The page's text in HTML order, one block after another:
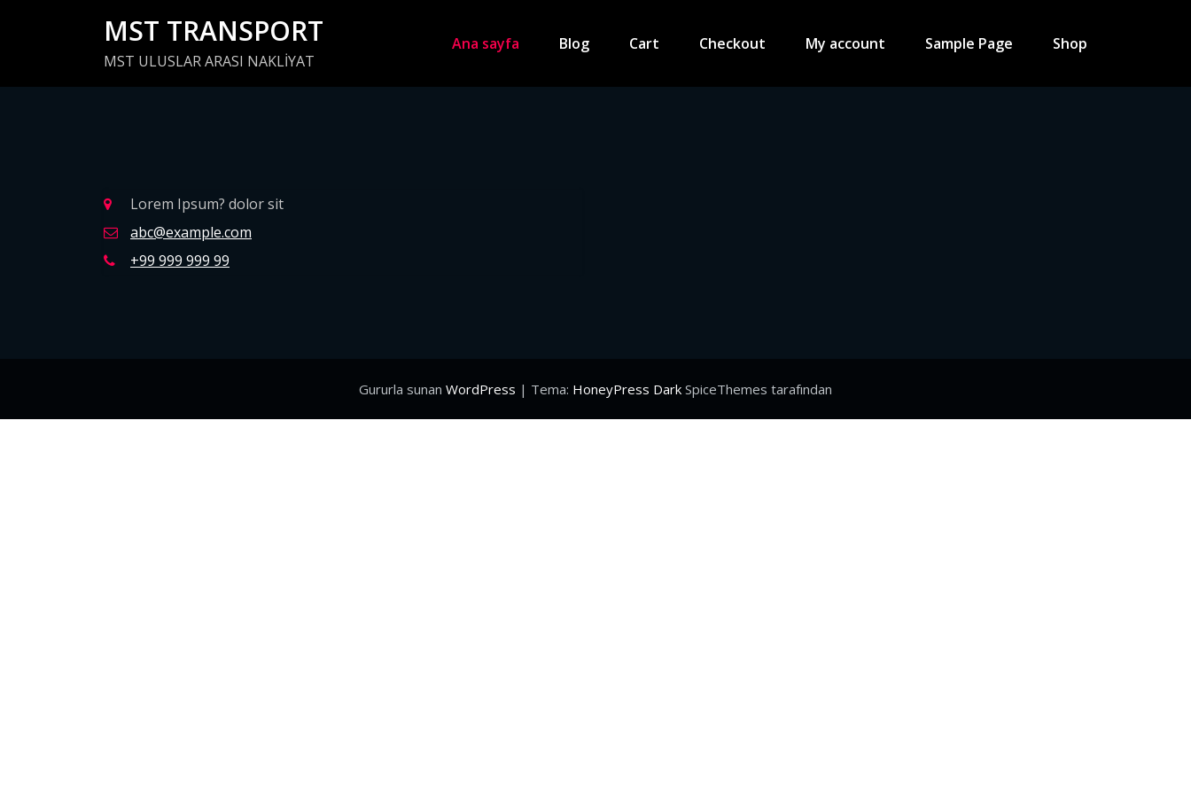
MST TRANSPORT
MST ULUSLAR ARASI NAKLİYAT
Ana sayfa Blog Cart Checkout My account Sample Page Shop
Lorem Ipsum? dolor sit
abc@example.com
+99 999 999 99
Gururla sunan WordPress | Tema: HoneyPress Dark SpiceThemes tarafından